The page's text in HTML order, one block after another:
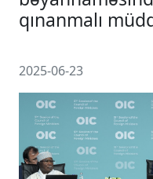
İslam
qınanmalı
2025-06-23